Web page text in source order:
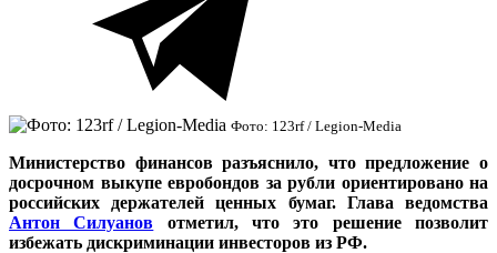
Фото: 123rf / Legion-Media
Министерство финансов разъяснило, что предложение о
досрочном выкупе евробондов за рубли ориентировано на
российских держателей ценных бумаг. Глава ведомства
Антон Силуанов отметил, что это решениепозволит
избежать дискриминации инвесторов из РФ.